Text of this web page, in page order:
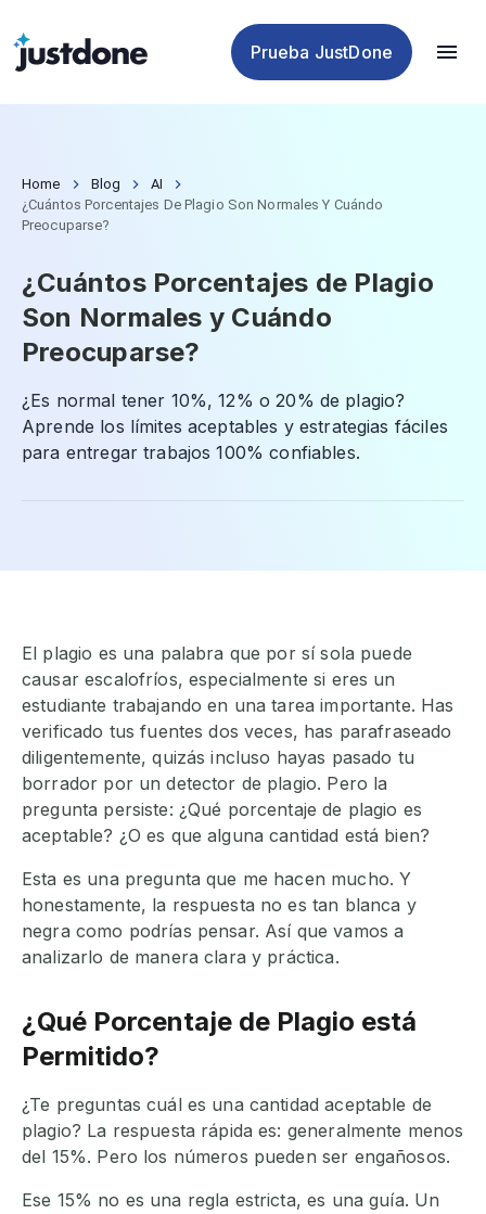
Prueba JustDone
Home Blog
AI
¿Cuántos Porcentajes De Plagio Son Normales Y Cuándo
Preocuparse?
¿Cuántos Porcentajes de Plagio
Son Normales y Cuándo
Preocuparse?
¿Es normal tener 10%, 12% o 20% de plagio?
Aprende los límites aceptables y estrategias fáciles
para entregar trabajos 100% confiables.
El plagio es una palabra que por sí sola puede
causar escalofríos, especialmente si eres un
estudiante trabajando en una tarea importante. Has
verificado tus fuentes dos veces, has parafraseado
diligentemente, quizás incluso hayas pasado tu
borrador por un detector de plagio. Pero la
pregunta persiste: ¿Qué porcentaje de plagio es
aceptable? ¿O es que alguna cantidad está bien?
Esta es una pregunta que me hacen mucho. Y
honestamente, la respuesta no es tan blanca y
negra como podrías pensar. Así que vamos a
analizarlo de manera clara y práctica.
¿Qué Porcentaje de Plagio está
Permitido?
¿Te preguntas cuál es una cantidad aceptable de
plagio? La respuesta rápida es: generalmente menos
del 15%. Pero los números pueden ser engañosos.
Ese 15% no es una regla estricta, es una guía. Un